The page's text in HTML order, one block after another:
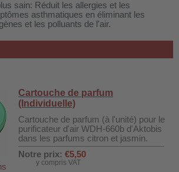
sain: Réduit les allergies et les
asthmatiques en éliminant les
et les polluants de l'air.
Cartouche de parfum
(Individuelle)
Cartouche de parfum (à l'unité) pour le
purificateur d'air WDH-660b d'Aktobis
dans les parfums citron et jasmin.
Notre prix: €5,50
y compris VAT